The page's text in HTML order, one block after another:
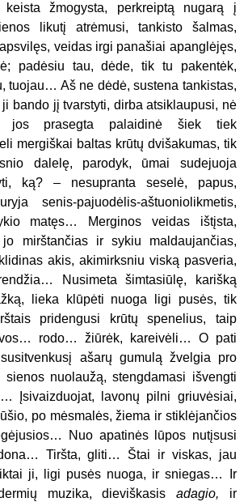
žmogysta, perkreiptą nugarą į
likutį atrėmusi, tankisto šalmas,
veidas irgi panašiai apanglėjęs,
padėsiu tau, dėde, tik tu pakentėk,
tuojau… Aš ne dėdė, sustena tankistas,
bando jį tvarstyti, dirba atsiklaupusi, nė
jos prasegta palaidinė šiek tiek
mergiškai baltas krūtų dvišakumas, tik
dalelę, parodyk, ūmai sudejuoja
ką? – nesupranta seselė, papus,
senis-pajuodėlis-aštuoniolikmetis,
matęs… Merginos veidas ištįsta,
mirštančias ir sykiu maldaujančias,
akis, akimirksniu viską pasveria,
Nusimeta šimtasiūlę, karišką
lieka klūpėti nuoga ligi pusės, tik
pridengusi krūtų spenelius, taip
rodo… žiūrėk, kareivėli… O pati
ašarų gumulą žvelgia pro
nuolaužą, stengdamasi išvengti
Įsivaizduojat, lavonų pilni griuvėsiai,
po mėsmalės, žiema ir stiklėjančios
Nuo apatinės lūpos nutįsusi
Tiršta, gliti… Štai ir viskas, jau
ji, ligi pusės nuoga, ir sniegas… Ir
muzika, dieviškasis adagio, ir